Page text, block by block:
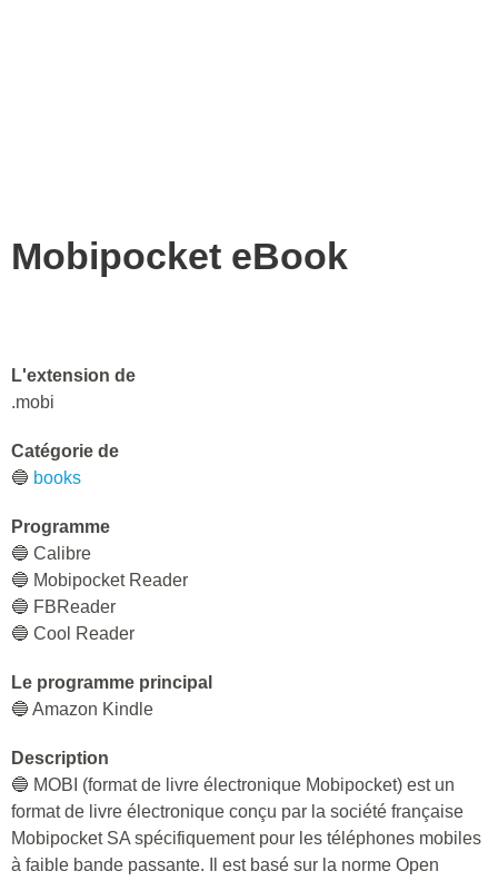
Mobipocket eBook
L'extension de
.mobi
Catégorie de
🔵 books
Programme
🔵 Calibre
🔵 Mobipocket Reader
🔵 FBReader
🔵 Cool Reader
Le programme principal
🔵 Amazon Kindle
Description
🔵 MOBI (format de livre électronique Mobipocket) est un
format de livre électronique conçu par la société française
Mobipocket SA spécifiquement pour les téléphones mobiles
à faible bande passante. Il est basé sur la norme Open